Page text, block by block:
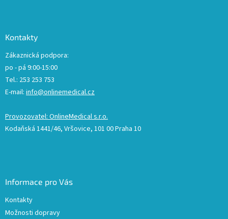
Kontakty
Zákaznická podpora:
po - pá 9:00-15:00
Tel.: 253 253 753
E-mail: info@onlinemedical.cz
Provozovatel: OnlineMedical s.r.o.
Kodaňská 1441/46, Vršovice, 101 00 Praha 10
Informace pro Vás
Kontakty
Možnosti dopravy